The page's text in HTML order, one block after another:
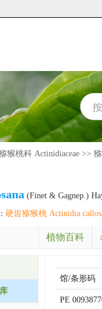
猴桃科 Actinidiaceae >>
(Finet & Gagnep.)
硬齿猕猴桃 Actinidia
植物百科
馆/条形码
PE